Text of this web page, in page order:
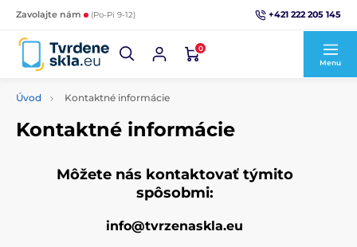
Zavolajte nám (Po-Pi 9-12) +421 222 205 145
0
Menu
Úvod Kontaktné informácie
Kontaktné informácie
Môžete nás kontaktovať týmito
spôsobmi:
info@tvrzenaskla.eu